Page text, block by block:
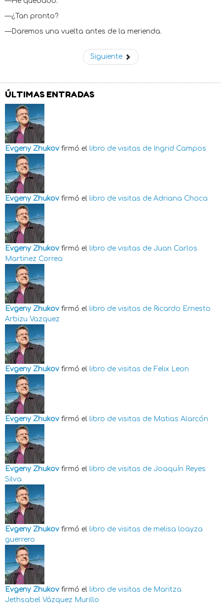
—¿Tan pronto?
—Daremos una vuelta antes de la merienda.
Siguiente
ÚLTIMAS ENTRADAS
Evgeny Zhukov firmó el libro de visitas de Ingrid Campos
Evgeny Zhukov firmó el libro de visitas de Adriana Choca
Evgeny Zhukov firmó el libro de visitas de Juan Carlos
Martinez Correa
Evgeny Zhukov firmó el libro de visitas de Ricardo Ernesto
Arbizu Vazquez
Evgeny Zhukov firmó el libro de visitas de Felix Leon
Evgeny Zhukov firmó el libro de visitas de Matias Alarcón
Evgeny Zhukov firmó el libro de visitas de Joaquín Reyes
Silva
Evgeny Zhukov firmó el libro de visitas de melisa loayza
guerrero
Evgeny Zhukov firmó el libro de visitas de Maritza
Jethsabel Vázquez Murillo